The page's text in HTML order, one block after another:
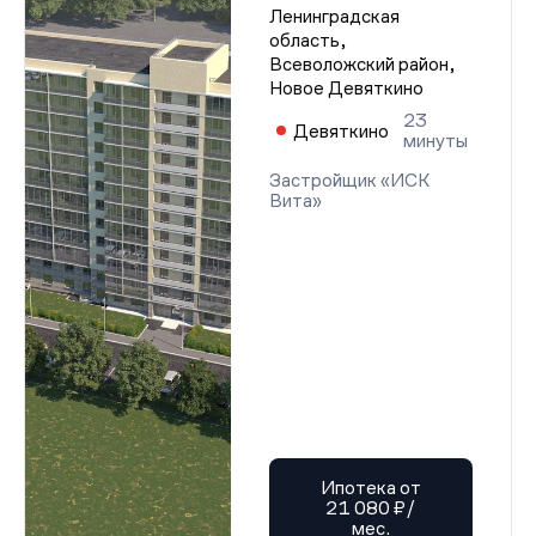
Проектная декларация от 27.09.2024 г.
Проектная декларация от 27.09.2024 г.
Проектная декларация от 27.09.2024 г.
Проектная декларация от 27.09.2024 г.
Проектная декларация от 27.09.2024 г.
Проектная декларация от 27.09.2024 г.
Проектная декларация от 27.09.2024 г.
Проектная декларация от 27.09.2024 г.
Проектная декларация от 27.09.2024 г.
Проектная декларация от 27.09.2024 г.
Проектная декларация от 27.09.2024 г.
Проектная декларация от 27.09.2024 г.
Проектная декларация от 27.09.2024 г.
Проектная декларация от 27.09.2024 г.
Проектная декларация от 27.09.2024 г.
Проектная декларация от 27.09.2024 г.
Проектная декларация от 27.09.2024 г.
Проектная декларация от 27.09.2024 г.
Проектная декларация от 27.09.2024 г.
Проектная декларация от 27.09.2024 г.
Проектная декларация от 27.09.2024 г.
Проектная декларация от 27.09.2024 г.
Проектная декларация от 27.09.2024 г.
Проектная декларация от 27.09.2024 г.
Проектная декларация от 27.09.2024 г.
Проектная декларация от 27.09.2024 г.
Ленинградская
область,
Всеволожский район,
Новое Девяткино
Девяткино
23
минуты
Застройщик «ИСК
Вита»
Ипотека от
21 080 ₽/
мес.